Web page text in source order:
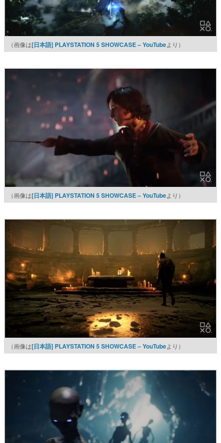
（画像は[日本語] PLAYSTATION 5 SHOWCASE – YouTubeより）
（画像は[日本語] PLAYSTATION 5 SHOWCASE – YouTubeより）
（画像は[日本語] PLAYSTATION 5 SHOWCASE – YouTubeより）